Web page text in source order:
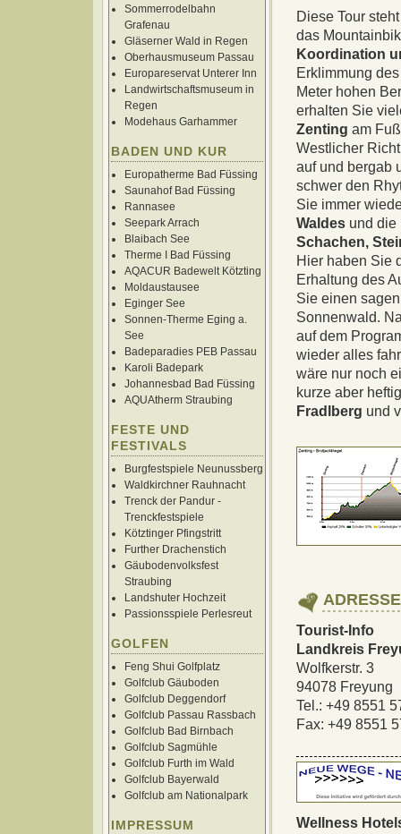
Sommerrodelbahn
Grafenau
Gläserner Wald in Regen
Oberhausmuseum Passau
Europareservat Unterer Inn
Landwirtschaftsmuseum in
Regen
Modehaus Garhammer
BADEN UND KUR
Europatherme Bad Füssing
Saunahof Bad Füssing
Rannasee
Seepark Arrach
Blaibach See
Therme I Bad Füssing
AQACUR Badewelt Kötzting
Moldaustausee
Eginger See
Sonnen-Therme Eging a.
See
Badeparadies PEB Passau
Karoli Badepark
Johannesbad Bad Füssing
AQUAtherm Straubing
FESTE UND
FESTIVALS
Burgfestspiele Neunussberg
Waldkirchner Rauhnacht
Trenck der Pandur -
Trenckfestspiele
Kötztinger Pfingstritt
Further Drachenstich
Gäubodenvolksfest
Straubing
Landshuter Hochzeit
Passionsspiele Perlesreut
GOLFEN
Feng Shui Golfplatz
Golfclub Gäuboden
Golfclub Deggendorf
Golfclub Passau Rassbach
Golfclub Bad Birnbach
Golfclub Sagmühle
Golfclub Furth im Wald
Golfclub Bayerwald
Golfclub am Nationalpark
IMPRESSUM
Diese Tour
das
Koordination
Erklimmung
Meter hohen
erhalten Sie
Zenting am
Westlicher
auf und bergab
schwer den
Sie immer
Waldes und die
Schachen,
Hier haben Sie
Erhaltung des
Sie einen
Sonnenwald.
auf dem
wieder alles
wäre nur noch
kurze aber
Fradlberg und
Tourist-Info
Landkreis
Wolfkerstr. 3
94078 Freyung
Tel.: +49 8551
Fax: +49 8551
Wellness